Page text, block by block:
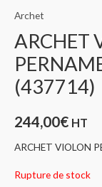
Archet
ARCHET
(437714)
244,00€ HT
ARCHET VIOLON
Rupture de stock